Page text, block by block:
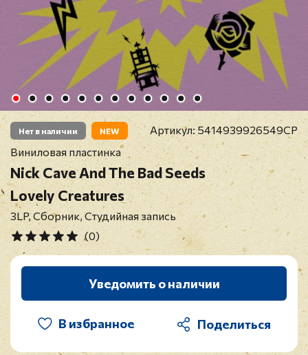
Нет в наличии NEW Артикул:5414939926549CP
Виниловая пластинка
Nick Cave And The Bad Seeds
Lovely Creatures
3LP, Сборник, Студийная запись
(0)
Уведомить о наличии
В избранное